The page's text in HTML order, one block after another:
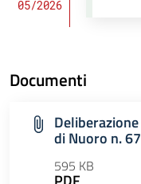
05/2026
Documenti
di Nuoro n.
595 KB